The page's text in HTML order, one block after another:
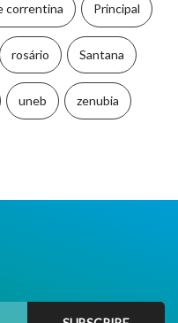
correntina Principal
rosário Santana
uneb zenubia